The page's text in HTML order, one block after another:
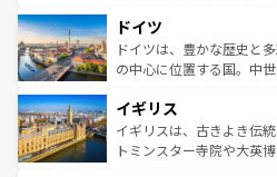
せる。地方によって風土
ンテンツ一覧を参照して
で、幅広い魅力が詰まっ
聖堂、美しいビーチ、そ
から魅了する。また、フ
いる。シャンパンの発祥
香り高いラベンダー畑な
らに、パリ以外の地域に
ドイツ
ドイツは、豊かな歴史と
の中心に位置する国。中
顔を持つこの国は、どこ
ルリンの文化的活気、バ
してライン川沿いのワイ
イギリス
イギリスは、古きよき伝
トミンスター寺院や大英